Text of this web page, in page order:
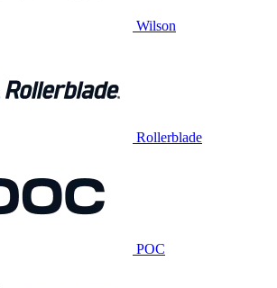
Wilson
Rollerblade
POC